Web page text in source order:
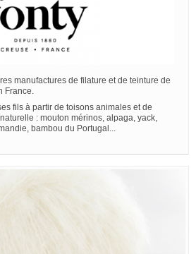
manufactures de filature et de teinture de
France.
fils à partir de toisons animales et de
: mouton mérinos, alpaga, yack,
bambou du Portugal...